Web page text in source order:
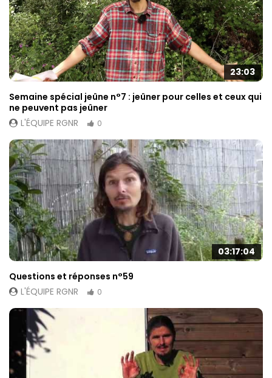
23:03
Semaine spécial jeûne n°7 : jeûner pour celles et ceux qui
ne peuvent pas jeûner
L'ÉQUIPE RGNR
0
03:17:04
Questions et réponses n°59
L'ÉQUIPE RGNR
0